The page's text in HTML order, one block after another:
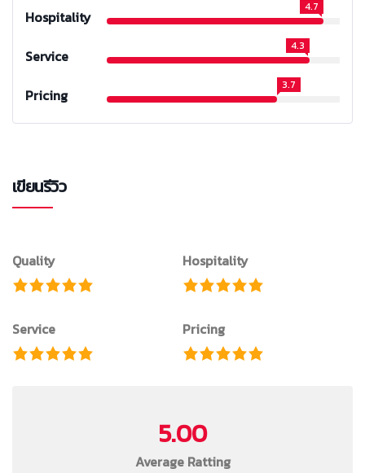
Hospitality
4.7
Service
4.3
Pricing
3.7
เขียนรีวิว
Quality Hospitality
Service Pricing
5.00
Average Ratting